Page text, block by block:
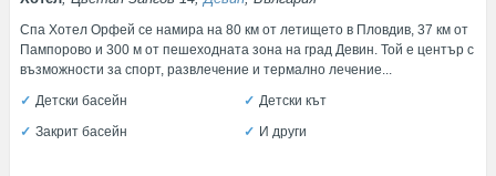
Спа Хотел Орфей се намира на 80 км от летището в Пловдив, 37 км от
Пампорово и 300 м от пешеходната зона на град Девин. Той е център с
възможности за спорт, развлечение и термално лечение...
Детски басейн
Детски кът
Закрит басейн
И други